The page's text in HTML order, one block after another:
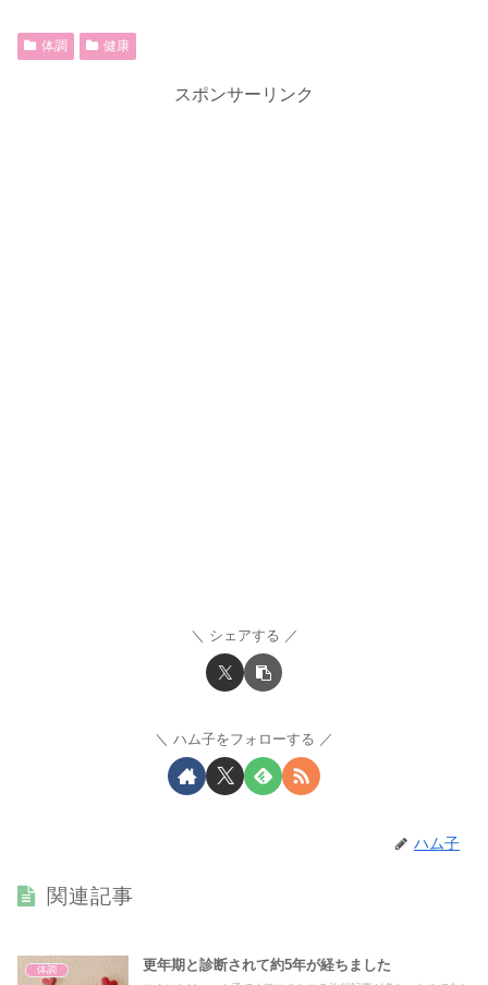
体調 健康
スポンサーリンク
シェアする
ハム子をフォローする
ハム子
関連記事
体調 更年期と診断されて約5年が経ちました